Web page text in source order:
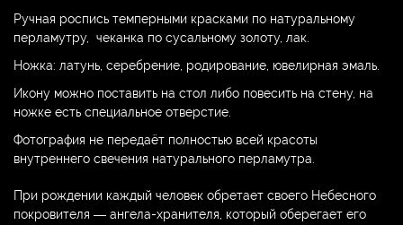
Ручная роспись темперными красками по натуральному
перламутру, чеканка по сусальному золоту, лак.
Ножка: латунь, серебрение, родирование, ювелирная эмаль.
Икону можно поставить на стол либо повесить на стену, на
ножке есть специальное отверстие.
Фотография не передаёт полностью всей красоты
внутреннего свечения натурального перламутра.
При рождении каждый человек обретает своего Небесного
покровителя — ангела-хранителя, который оберегает его